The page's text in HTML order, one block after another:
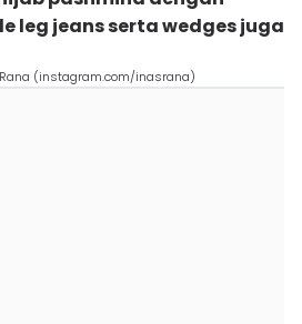
leg jeans serta wedges juga
(instagram.com/inasrana)